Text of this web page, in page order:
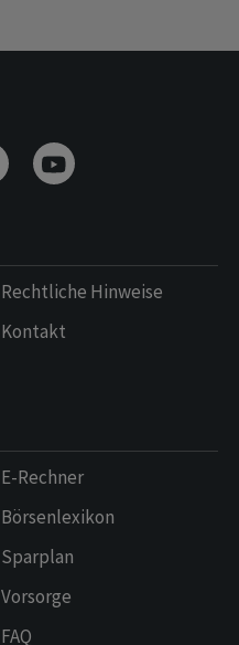
Rechtliche Hinweise
Kontakt
E-Rechner
Börsenlexikon
Sparplan
Vorsorge
FAQ